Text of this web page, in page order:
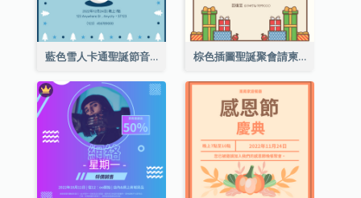
藍色雪人卡通聖誕節音樂會邀請 棕色插圖聖誕聚會請柬